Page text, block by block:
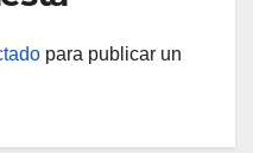
para publicar un